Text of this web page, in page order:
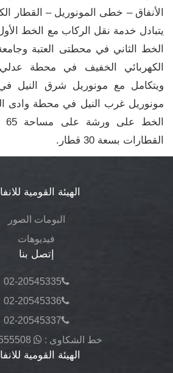
الأنفاق – خطى المونوريل – القطار
يتبادل خدمة نقل الركاب مع الخط
الخط الثاني في محطتى العتبة وجامعة
الكهربائي الخفيف في محطة عدلي
ويتكامل مع مونوريل شرق النيل في
مونوريل غرب النيل في محطة وادى
الخط
القطارات بسعة 30 قطار.
الهيئة القومية للانفاق
البومات الصور
فيديوهات
إتصل بنا
02-20545335
02-20545336
02-20545337
خط الشكاوى :
01023555508
الهيئة القومية للانفاق